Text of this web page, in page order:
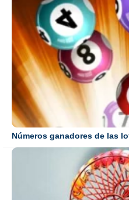
Números ganadores de las